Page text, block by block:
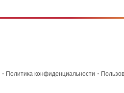
· Политика конфиденциальности ·